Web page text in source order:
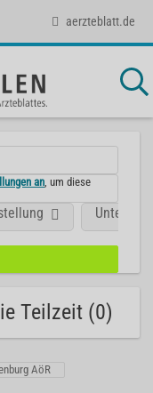
aerzteblatt.de
an , um diese
Teilzeit (0)
AöR